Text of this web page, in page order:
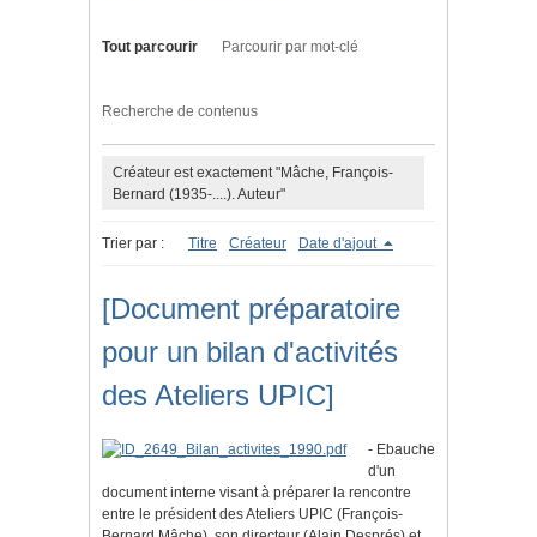
Tout parcourir Parcourir par mot-clé
Recherche de contenus
Créateur est exactement "Mâche, François-
Bernard (1935-....). Auteur"
Trier par : Titre Créateur Date d'ajout
[Document préparatoire
pour un bilan d'activités
des Ateliers UPIC]
- Ebauche
d'un
document interne visant à préparer la rencontre
entre le président des Ateliers UPIC (François-